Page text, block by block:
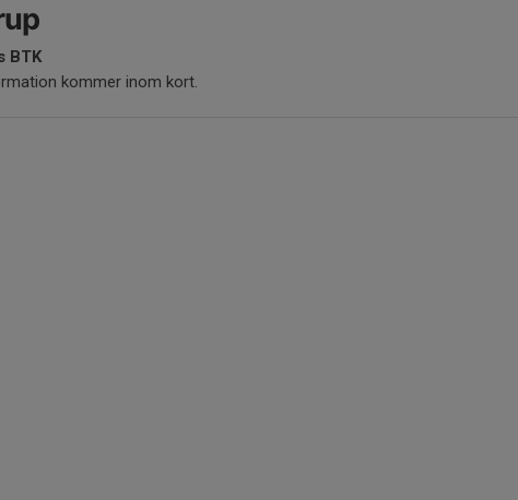
BTK
kommer inom kort.